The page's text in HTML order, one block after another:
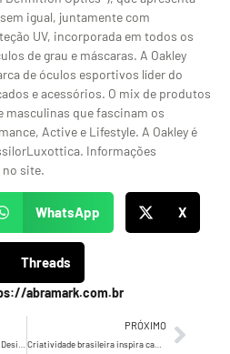
igual, juntamente com
UV, incorporada em todos os
de grau e máscaras. A Oakley
de óculos esportivos líder do
e acessórios. O mix de produtos
masculinas que fascinam os
Active e Lifestyle. A Oakley é
Informações
site.
WhatsApp X
Threads
abramark.com.br
PRÓXIMO
Criatividade brasileira inspira campanha e ação de Carnaval da Converse